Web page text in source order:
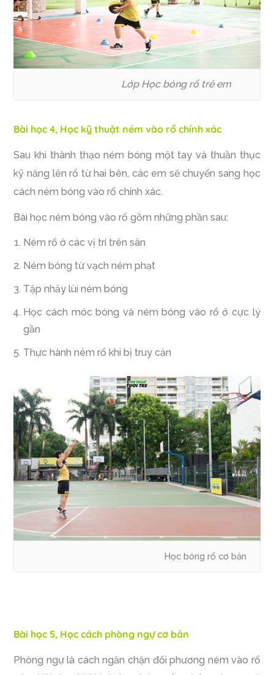
Lớp Học bóng rổ trẻ em
Bài học 4, Học kỹ thuật ném vào rổ chính xác
Sau khi thành thạo ném bóng một tay và thuần thục
kỹ năng lên rổ từ hai bên, các em sẽ chuyển sang học
cách ném bóng vào rổ chính xác.
Bài học ném bóng vào rổ gồm những phần sau:
Ném rổ ở các vị trí trên sân
Ném bóng từ vạch ném phạt
Tập nhảy lùi ném bóng
Học cách móc bóng và ném bóng vào rổ ở cực lý
gần
Thực hành ném rổ khi bị truy cản
Học bóng rổ cơ bản
Bài học 5, Học cách phòng ngự cơ bản
Phòng ngự là cách ngăn chặn đối phương ném vào rổ